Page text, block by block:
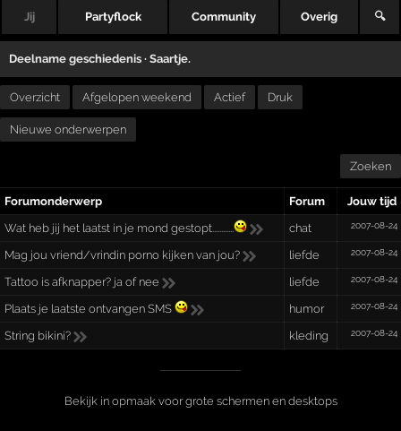
Jij Partyflock Community Overig 🔍
Deelname geschiedenis ·Saartje.
Overzicht Afgelopen weekend Actief Druk
Nieuwe onderwerpen
Zoeken
Forumonderwerp Forum
Jouw tijd
Wat heb jij het laatst in je mond gestopt............
chat 2007-08-24
Mag jou vriend/vrindin porno kijken van jou? liefde 2007-08-24
Tattoo is afknapper? ja of nee liefde 2007-08-24
Plaats je laatste ontvangen SMS humor 2007-08-24
String bikini? kleding 2007-08-24
Bekijk in opmaak voor grote schermen en desktops